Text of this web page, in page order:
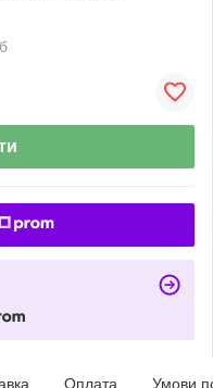
Оплата Умови